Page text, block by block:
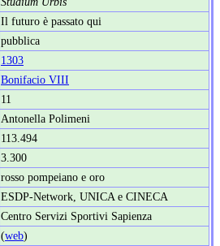
Il futuro è passato qui
pubblica
1303
Bonifacio VIII
11
Antonella Polimeni
113.494
3.300
rosso pompeiano e oro
ESDP-Network, UNICA e CINECA
Centro Servizi Sportivi Sapienza
(web)